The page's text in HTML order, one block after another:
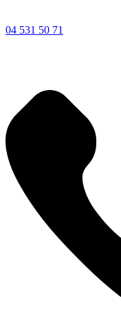
04 531 50 71